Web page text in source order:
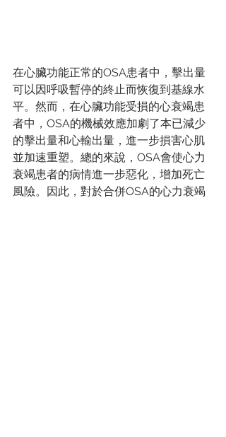
在心臟功能正常的OSA患者中，擊出量
可以因呼吸暫停的終止而恢復到基線水
平。然而，在心臟功能受損的心衰竭患
者中，OSA的機械效應加劇了本已減少
的擊出量和心輸出量，進一步損害心肌
並加速重塑。總的來說，OSA會使心力
衰竭患者的病情進一步惡化，增加死亡
風險。因此，對於合併OSA的心力衰竭